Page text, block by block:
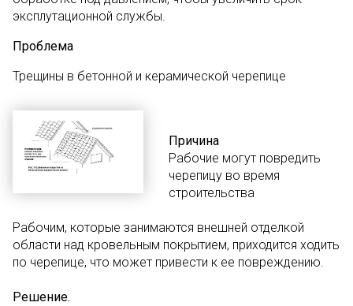
эксплутационной службы.
Проблема
Трещины в бетонной и керамической черепице
Причина
Рабочие могут повредить
черепицу во время
строительства
Рабочим, которые занимаются внешней отделкой
области над кровельным покрытием, приходится ходить
по черепице, что может привести к ее повреждению.
Решение.